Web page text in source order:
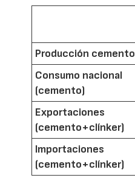
Producción cemento
Consumo nacional
(cemento)
Exportaciones
(cemento+clínker)
Importaciones
(cemento+clínker)